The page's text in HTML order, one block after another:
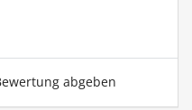
abgeben